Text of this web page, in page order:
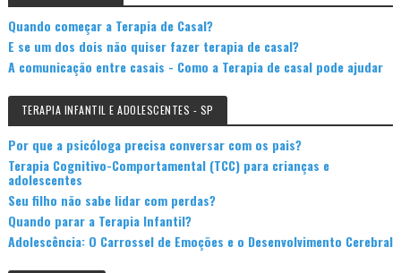
Quando começar a Terapia de Casal?
E se um dos dois não quiser fazer terapia de casal?
A comunicação entre casais - Como a Terapia de casal pode ajudar
TERAPIA INFANTIL E ADOLESCENTES - SP
Por que a psicóloga precisa conversar com os pais?
Terapia Cognitivo-Comportamental (TCC) para crianças e
adolescentes
Seu filho não sabe lidar com perdas?
Quando parar a Terapia Infantil?
Adolescência: O Carrossel de Emoções e o Desenvolvimento Cerebral